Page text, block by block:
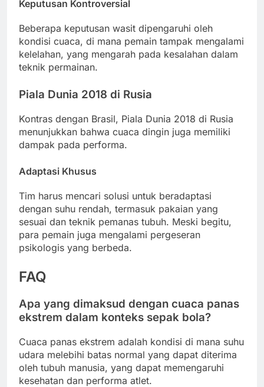
Keputusan Kontroversial
Beberapa keputusan wasit dipengaruhi oleh
kondisi cuaca, di mana pemain tampak mengalami
kelelahan, yang mengarah pada kesalahan dalam
teknik permainan.
Piala Dunia 2018 di Rusia
Kontras dengan Brasil, Piala Dunia 2018 di Rusia
menunjukkan bahwa cuaca dingin juga memiliki
dampak pada performa.
Adaptasi Khusus
Tim harus mencari solusi untuk beradaptasi
dengan suhu rendah, termasuk pakaian yang
sesuai dan teknik pemanas tubuh. Meski begitu,
para pemain juga mengalami pergeseran
psikologis yang berbeda.
FAQ
Apa yang dimaksud dengan cuaca panas
ekstrem dalam konteks sepak bola?
Cuaca panas ekstrem adalah kondisi di mana suhu
udara melebihi batas normal yang dapat diterima
oleh tubuh manusia, yang dapat memengaruhi
kesehatan dan performa atlet.